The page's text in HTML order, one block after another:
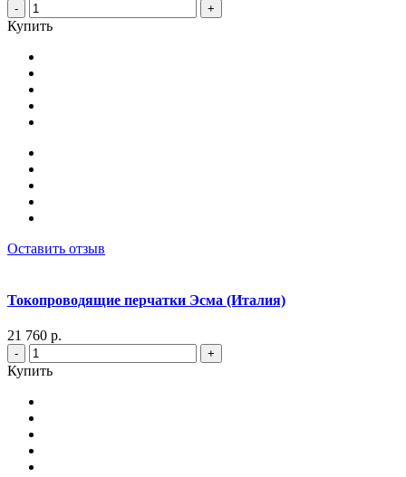
- +
Купить
Оставить отзыв
Токопроводящие перчатки Эсма (Италия)
21 760 р.
- +
Купить